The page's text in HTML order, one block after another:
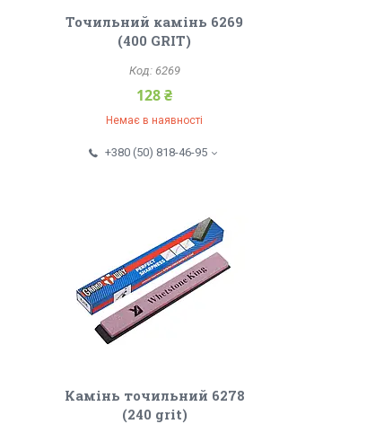
Точильний камінь 6269
(400 GRIT)
6269
128 ₴
Немає в наявності
+380 (50) 818-46-95
Камінь точильний 6278
(240 grit)